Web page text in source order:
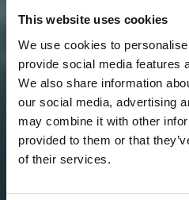
This website uses cookies
We use cookies to
provide social media features
We also share information
our social media, advertising
may combine it with other
provided to them or that
of their services.